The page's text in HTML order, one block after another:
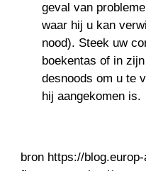
geval van
waar hij u kan
nood). Steek uw
boekentas of in
desnoods om u te
hij aangekomen is.
bron https://